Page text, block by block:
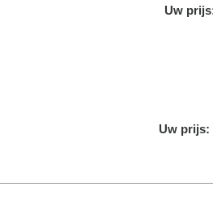
Uw
Uw prijs: